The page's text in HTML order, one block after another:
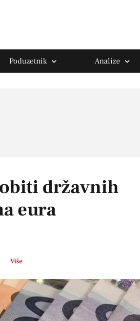
Poduzetnik Analize
državnih
eura
Više